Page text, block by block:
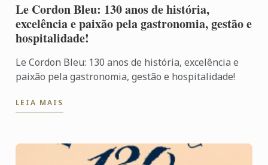
Le Cordon Bleu: 130 anos de história,
excelência e paixão pela gastronomia, gestão e
hospitalidade!
Le Cordon Bleu: 130 anos de história, excelência e
paixão pela gastronomia, gestão e hospitalidade!
LEIA MAIS